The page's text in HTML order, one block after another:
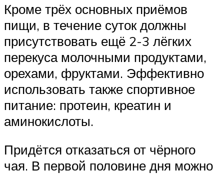
Кроме трёх основных приёмов
пищи, в течение суток должны
присутствовать ещё 2-3 лёгких
перекуса молочными продуктами,
орехами, фруктами. Эффективно
использовать также спортивное
питание: протеин, креатин и
аминокислоты.
Придётся отказаться от чёрного
чая. В первой половине дня можно